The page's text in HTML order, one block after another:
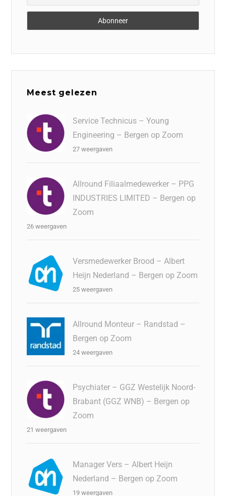
Meest gelezen
Service Technicus – Young
Engineering – Bergen op Zoom
27 weergaven
Allround Filiaalmedewerker – PPG
INDUSTRIES LIMITED – Bergen op
Zoom
26 weergaven
Versmedewerker Brood – Albert
Heijn Nederland – Bergen op Zoom
25 weergaven
Allround Monteur – Randstad –
Bergen op Zoom
24 weergaven
Psychiater – GGZ Westelijk Noord-
Brabant (GGZ WNB) – Bergen op
Zoom
21 weergaven
Manager Vers – Albert Heijn
Nederland – Bergen op Zoom
19 weergaven